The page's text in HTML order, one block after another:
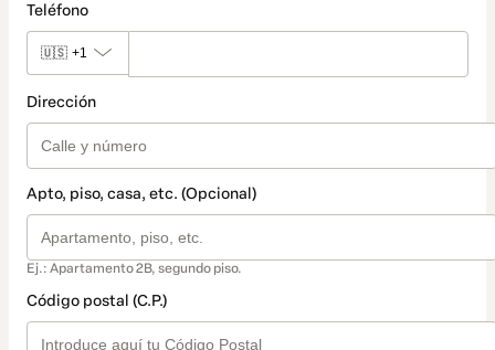
Teléfono
🇺🇸 +1
Dirección
Apto, piso, casa, etc. (Opcional)
Ej.: Apartamento 2B, segundo piso.
Código postal (C.P.)